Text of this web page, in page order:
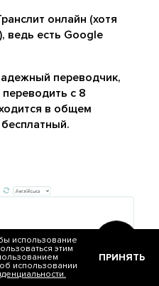
использование
этим
использовании
ПРИНЯТЬ
онлайн (хотя
ведь есть Google
переводчик,
с 8
в общем